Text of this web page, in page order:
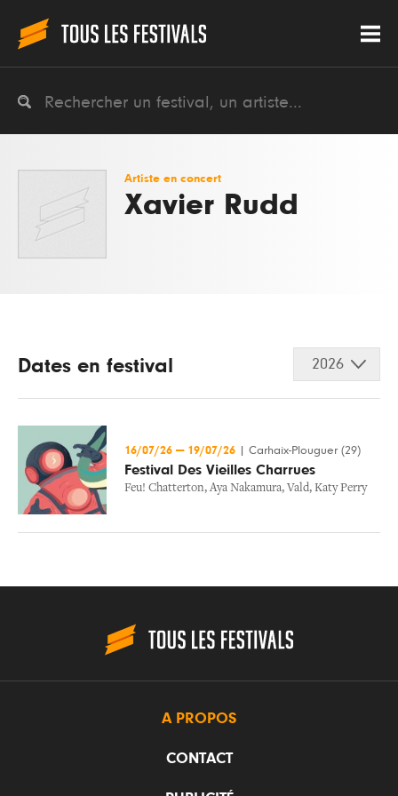
Artiste en concert
Xavier Rudd
Dates en festival 2026
16/07/26 — 19/07/26 Carhaix-Plouguer (29)
Festival Des Vieilles Charrues
Feu! Chatterton, Aya Nakamura, Vald, Katy Perry
A PROPOS
CONTACT